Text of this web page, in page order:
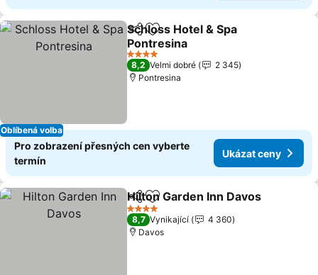
Oblíbená volba
SdíletPřidat na seznam oblíbených
Schloss Hotel & Spa
Pontresina
Ukázat ceny
4 Počet hvězdiček
8,2 Velmi dobré
2 345
Pontresina
Pro zobrazení přesných cen vyberte
termín
Ukázat ceny
SdíletPřidat na seznam oblíbených
Hilton Garden Inn Davos
4 Počet hvězdiček
8,7 Vynikající
4 360
Davos